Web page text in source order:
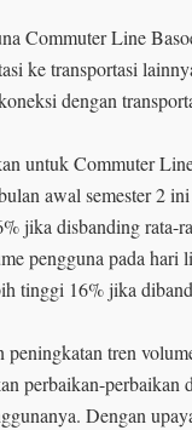
Commuter Line
ke transportasi
dengan
untuk Commuter
awal semester 2
jika disbanding rata-
pengguna pada hari
tinggi 16% jika
peningkatan tren
perbaikan-perbaikan
Dengan